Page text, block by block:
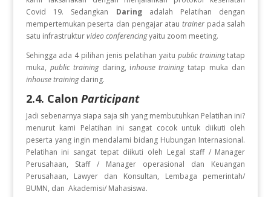
Covid 19. Sedangkan Daring adalah Pelatihan dengan
mempertemukan peserta dan pengajar atautrainer pada salah
satu infrastrukturvideo conferencingyaitu zoom meeting.
Sehingga ada 4 pilihan jenis pelatihan yaitu public trainingtatap
muka, public trainingdaring, inhouse trainingtatap muka dan
inhouse trainingdaring.
2.4. Calon Participant
Jadi sebenarnya siapa saja sih yang membutuhkan Pelatihan ini?
menurut kami Pelatihan ini sangat cocok untuk diikuti oleh
peserta yang ingin mendalami bidang Hubungan Internasional.
Pelatihan ini sangat tepat diikuti oleh Legal staff / Manager
Perusahaan, Staff / Manager operasional dan Keuangan
Perusahaan, Lawyer dan Konsultan, Lembaga pemerintah/
BUMN, dan Akademisi/ Mahasiswa.